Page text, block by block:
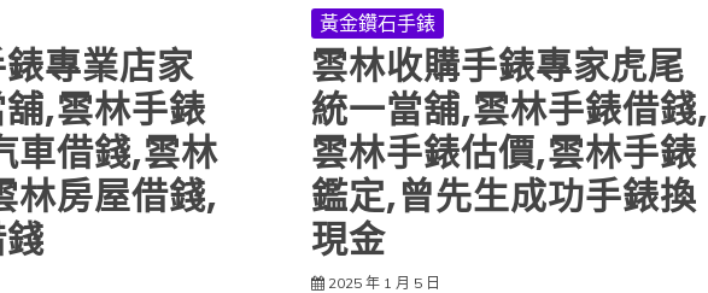
專業店家
,雲林手錶
車借錢,雲林
林房屋借錢,
黃金鑽石手錶
雲林收購手錶專家虎尾
統一當舖,雲林手錶借錢,
雲林手錶估價,雲林手錶
鑑定,曾先生成功手錶換
現金
2025 年 1 月 5 日